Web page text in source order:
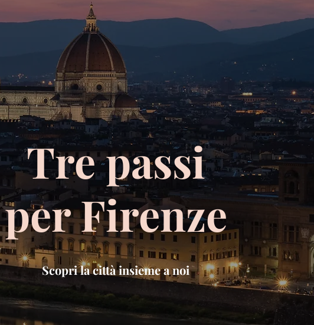
Tre passi
per Firenze
Scopri la città insieme a noi